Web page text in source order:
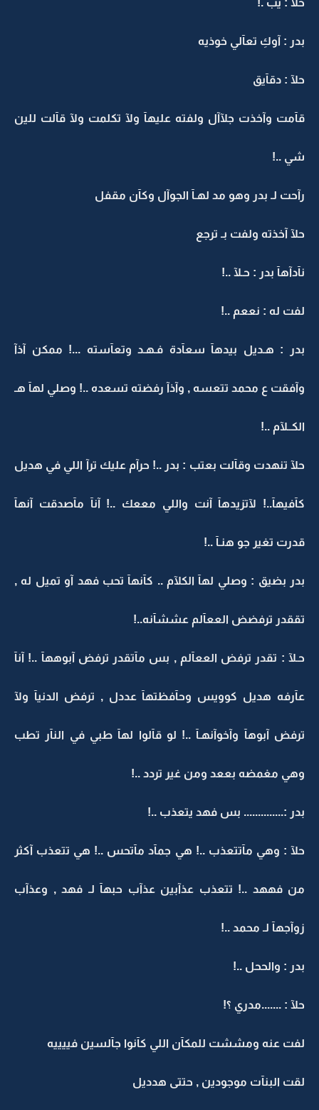
حلآ : يب .!
بدر : آوكِ تعآلي خوذيه
حلآ : دقآيق
قآمت وآخذت جلآآل ولفته عليهآ ولآ تكلمت ولآ قآلت للين
شي ..!
رآحت لـ بدر وهو مد لهـآ الجوآل وكآن مقفل
حلآ آخذته ولفت بـ ترجع
نآدآهآ بدر : حـلآ ..!
لفت له : نععم ..!
بدر : هـديل بيدهآ سعآدة فـهـد وتعآسته ...! ممكن آذآ
وآفقت ع محمد تتعسه , وآذآ رفضته تسعده ..! وصلي لهآ هـ
الكــلآم ..!
حلآ تنهدت وقآلت بعتب : بدر ..! حرآم عليك ترآ اللي في هديل
كآفيهآ..! لآتزيدهآ آنت واللي مععك ..! آنآ مآصدقت آنهآ
قدرت تغير جو هنـآ ..!
بدر بضيق : وصلي لهآ الكلآم .. كآنهآ تحب فهد آو تميل له ,
تققدر ترفضض الععآلم عششآنه..!
حـلآ : تقدر ترفض الععآلم , بس مآتقدر ترفض آبوههآ ..! آنآ
عآرفه هديل كوويس وحآفظتهآ عددل , ترفض الدنيآ ولآ
ترفض آبوهآ وآخوآنهـآ ..! لو قآلوا لهآ طبي في النآر تطب
وهي مغمضه بععد ومن غير تردد ..!
بدر :.............. بس فهد يتعذب ..!
حلآ : وهي مآتتعذب ..! هي جمآد مآتحس ..! هي تتعذب آكثر
من فههد ..! تتعذب عذآبين عذآب حبهآ لـ فهد , وعذآب
زوآجهآ لـ محمد ..!
بدر : والححل ..!
حلآ : .......مدري ؟!
لفت عنه ومششت للمكآن اللي كآنوا جآلسين فييييه
لقت البنآت موجودين , حتتى هدديل